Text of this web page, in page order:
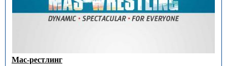
Мас-рестлинг